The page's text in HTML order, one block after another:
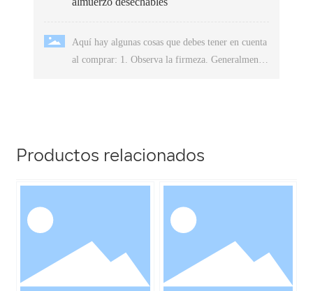
Aquí hay algunas cosas que debes tener en cuenta
al comprar: 1. Observa la firmeza. Generalmente,
Productos relacionados